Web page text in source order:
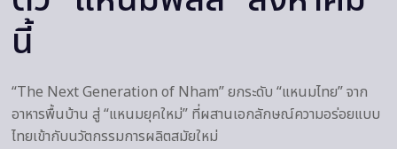
นี้
“The Next Generation of Nham” ยกระดับ “แหนมไทย” จาก
อาหารพื้นบ้าน สู่ “แหนมยุคใหม่” ที่ผสานเอกลักษณ์ความอร่อยแบบ
ไทยเข้ากับนวัตกรรมการผลิตสมัยใหม่